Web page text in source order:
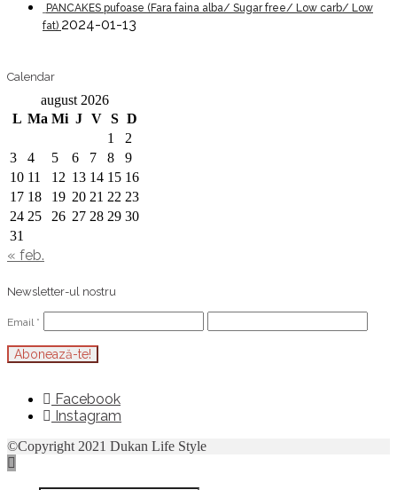
PANCAKES pufoase (Fara faina alba/ Sugar free/ Low carb/ Low
fat) 2024-01-13
Calendar
august 2026
L Ma Mi J V S D
1
2
3
4 5 6 7 8
9
10 11 12 13 14 15 16
17 18 19 20 21 22 23
24 25 26 27 28 29 30
31
« feb.
Newsletter-ul nostru
Email *
Facebook
Instagram
©Copyright 2021 Dukan Life Style